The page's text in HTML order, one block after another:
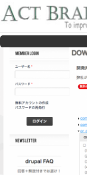
Drupalサイトの制作・保
ださい